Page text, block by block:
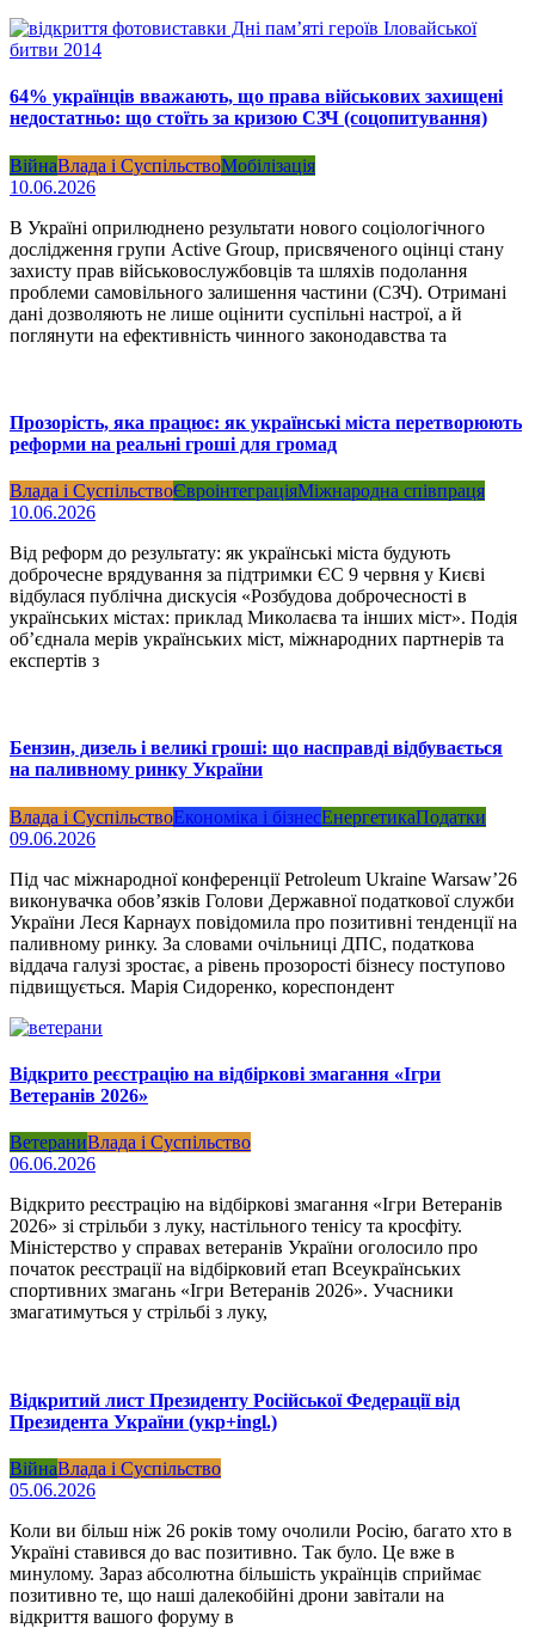
64% українців вважають, що права військових захищені
недостатньо: що стоїть за кризою СЗЧ (соцопитування)
ВійнаВлада і СуспільствоМобілізація
10.06.2026
В Україні оприлюднено результати нового соціологічного
дослідження групи Active Group, присвяченого оцінці стану
захисту прав військовослужбовців та шляхів подолання
проблеми самовільного залишення частини (СЗЧ). Отримані
дані дозволяють не лише оцінити суспільні настрої, а й
поглянути на ефективність чинного законодавства та
Прозорість, яка працює: як українські міста перетворюють
реформи на реальні гроші для громад
Влада і СуспільствоЄвроінтеграціяМіжнародна співпраця
10.06.2026
Від реформ до результату: як українські міста будують
доброчесне врядування за підтримки ЄС 9 червня у Києві
відбулася публічна дискусія «Розбудова доброчесності в
українських містах: приклад Миколаєва та інших міст». Подія
об’єднала мерів українських міст, міжнародних партнерів та
експертів з
Бензин, дизель і великі гроші: що насправді відбувається
на паливному ринку України
Влада і СуспільствоЕкономіка і бізнесЕнергетикаПодатки
09.06.2026
Під час міжнародної конференції Petroleum Ukraine Warsaw’26
виконувачка обов’язків Голови Державної податкової служби
України Леся Карнаух повідомила про позитивні тенденції на
паливному ринку. За словами очільниці ДПС, податкова
віддача галузі зростає, а рівень прозорості бізнесу поступово
підвищується. Марія Сидоренко, кореспондент
Відкрито реєстрацію на відбіркові змагання «Ігри
Ветеранів 2026»
ВетераниВлада і Суспільство
06.06.2026
Відкрито реєстрацію на відбіркові змагання «Ігри Ветеранів
2026» зі стрільби з луку, настільного тенісу та кросфіту.
Міністерство у справах ветеранів України оголосило про
початок реєстрації на відбірковий етап Всеукраїнських
спортивних змагань «Ігри Ветеранів 2026». Учасники
змагатимуться у стрільбі з луку,
Відкритий лист Президенту Російської Федерації від
Президента України (укр+ingl.)
ВійнаВлада і Суспільство
05.06.2026
Коли ви більш ніж 26 років тому очолили Росію, багато хто в
Україні ставився до вас позитивно. Так було. Це вже в
минулому. Зараз абсолютна більшість українців сприймає
позитивно те, що наші далекобійні дрони завітали на
відкриття вашого форуму в